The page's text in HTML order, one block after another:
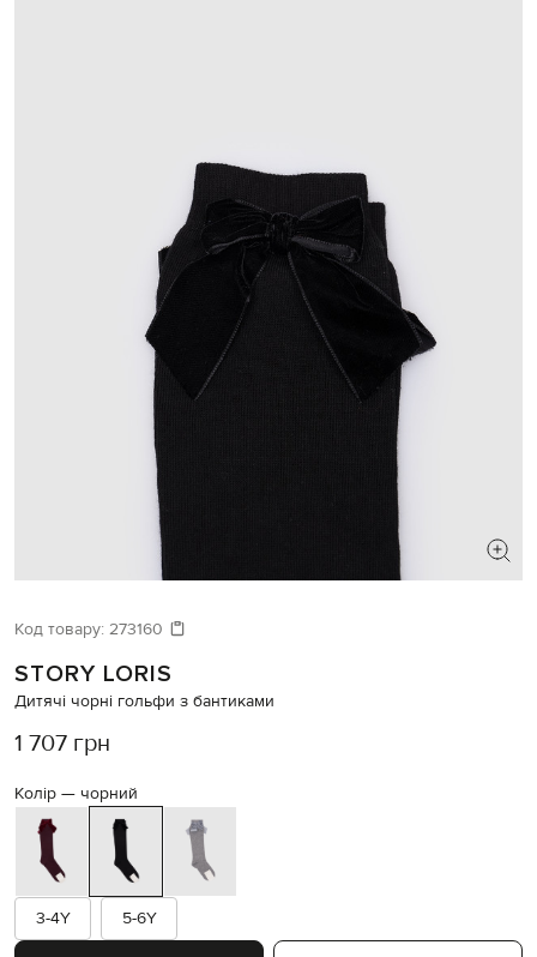
Код товару: 273160
STORY LORIS
Дитячі чорні гольфи з бантиками
1 707 грн
Колір — чорний
3-4Y 5-6Y